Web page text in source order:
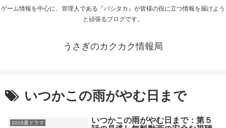
ゲーム情報を中心に、管理人である『バシタカ』が皆様の役に立つ情報を届けよう
と頑張るブログです。
うさぎのカクカク情報局
いつかこの雨がやむ日まで
2018夏ドラマ
いつかこの雨がやむ日まで：第５